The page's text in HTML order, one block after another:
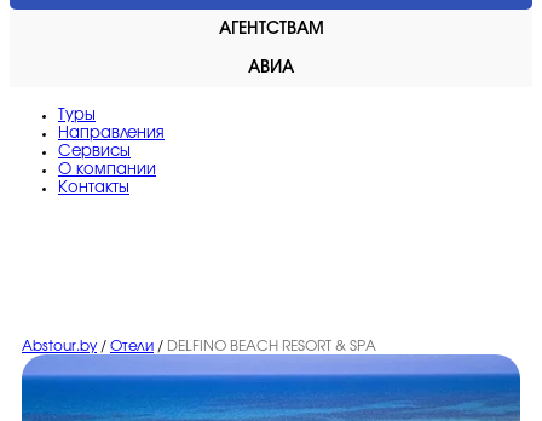
АГЕНТСТВАМ
АВИА
Туры
Направления
Сервисы
O компании
Контакты
Abstour.by / Отели / DELFINO BEACH RESORT & SPA